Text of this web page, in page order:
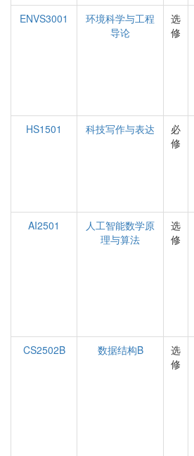
ENVS3001
环境科学与工程
导论
选
修
HS1501
科技写作与表达
必
修
AI2501
人工智能数学原
理与算法
选
修
CS2502B
数据结构B
选
修